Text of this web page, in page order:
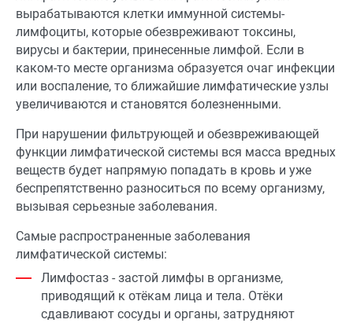
вырабатываются клетки иммунной системы-
лимфоциты, которые обезвреживают токсины,
вирусы и бактерии, принесенные лимфой. Если в
каком-то месте организма образуется очаг инфекции
или воспаление, то ближайшие лимфатические узлы
увеличиваются и становятся болезненными.
При нарушении фильтрующей и обезвреживающей
функции лимфатической системы вся масса вредных
веществ будет напрямую попадать в кровь и уже
беспрепятственно разноситься по всему организму,
вызывая серьезные заболевания.
Самые распространенные заболевания
лимфатической системы:
Лимфостаз - застой лимфы в организме,
приводящий к отёкам лица и тела. Отёки
сдавливают сосуды и органы, затрудняют